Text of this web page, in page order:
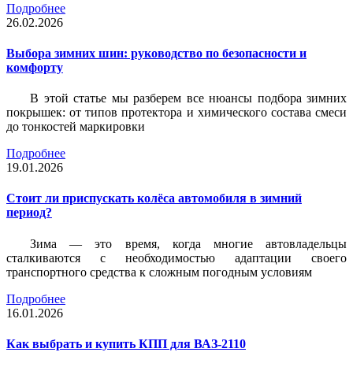
Подробнее
26.02.2026
Выбора зимних шин: руководство по безопасности и
комфорту
В этой статье мы разберем все нюансы подбора зимних
покрышек: от типов протектора и химического состава смеси
до тонкостей маркировки
Подробнее
19.01.2026
Стоит ли приспускать колёса автомобиля в зимний
период?
Зима — это время, когда многие автовладельцы
сталкиваются с необходимостью адаптации своего
транспортного средства к сложным погодным условиям
Подробнее
16.01.2026
Как выбрать и купить КПП для ВАЗ-2110